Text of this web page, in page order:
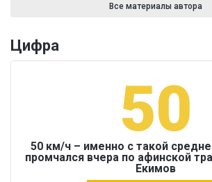
Все материалы автора
Цифра
50
50 км/ч – именно с такой
промчался вчера по афинской
Екимов